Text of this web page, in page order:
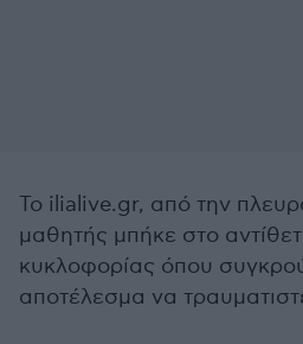
Το ilialive.gr, από την
μαθητής μπήκε στο
κυκλοφορίας όπου
αποτέλεσμα να